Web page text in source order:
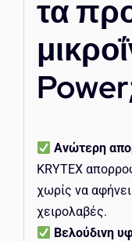
τα
Ανώτερη
KRYTEX
χωρίς να
χειρολαβές.
Βελούδινη